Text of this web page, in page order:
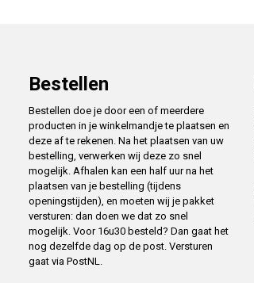
Bestellen
Bestellen doe je door een of meerdere
producten in je winkelmandje te plaatsen en
deze af te rekenen. Na het plaatsen van uw
bestelling, verwerken wij deze zo snel
mogelijk. Afhalen kan een half uur na het
plaatsen van je bestelling (tijdens
openingstijden), en moeten wij je pakket
versturen: dan doen we dat zo snel
mogelijk. Voor 16u30 besteld? Dan gaat het
nog dezelfde dag op de post. Versturen
gaat via PostNL.